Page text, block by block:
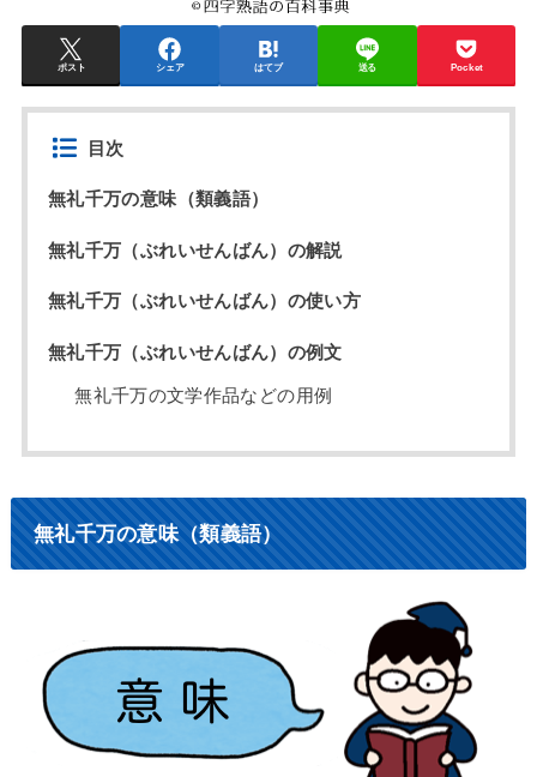
ポスト シェア はてブ 送る Pocket
目次
無礼千万の意味（類義語）
無礼千万（ぶれいせんばん）の解説
無礼千万（ぶれいせんばん）の使い方
無礼千万（ぶれいせんばん）の例文
無礼千万の文学作品などの用例
無礼千万の意味（類義語）